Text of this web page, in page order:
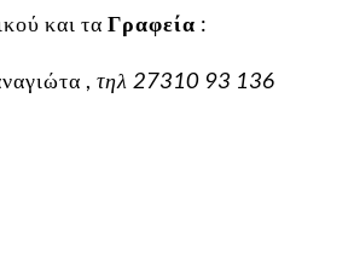
και τα Γραφεία :
, τηλ 27310 93 136